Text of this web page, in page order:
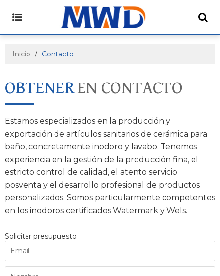
Inicio / Contacto
OBTENEREN CONTACTO
Estamos especializados en la producción y
exportación de artículos sanitarios de cerámica para
baño, concretamente inodoro y lavabo. Tenemos
experiencia en la gestión de la producción fina, el
estricto control de calidad, el atento servicio
posventa y el desarrollo profesional de productos
personalizados. Somos particularmente competentes
en los inodoros certificados Watermark y Wels.
Solicitar presupuesto